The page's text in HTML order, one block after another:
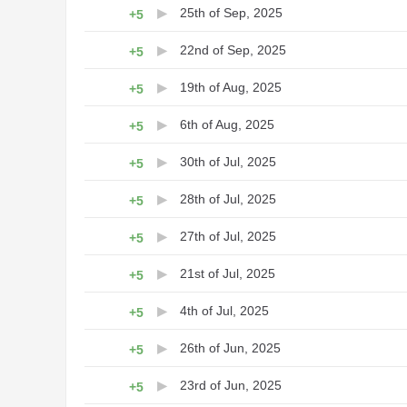
+5 25th of Sep, 2025
+5 22nd of Sep, 2025
+5 19th of Aug, 2025
+5 6th of Aug, 2025
+5 30th of Jul, 2025
+5 28th of Jul, 2025
+5 27th of Jul, 2025
+5 21st of Jul, 2025
+5 4th of Jul, 2025
+5 26th of Jun, 2025
+5 23rd of Jun, 2025